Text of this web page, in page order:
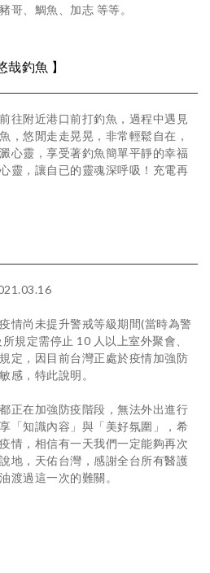
哥、鯛魚、加志 等等。
哉釣魚 】
往附近港口前打釣魚，過程中遇見
，悠閒走走晃晃，非常輕鬆自在，
心靈，享受著釣魚簡單平靜的幸福
靈，讓自已的靈魂深呼吸！充電再
情尚未提升警戒等級期間(當時為警
規定需停止 10 人以上室外聚會、
定，因目前台灣正處於疫情加強防
感，特此說明。
正在加強防疫階段，無法外出進行
「知識內容」與「美好氛圍」，希
情，相信有一天我們一定能夠再次
地，天佑台灣，感謝全台所有醫護
渡過這一次的難關。